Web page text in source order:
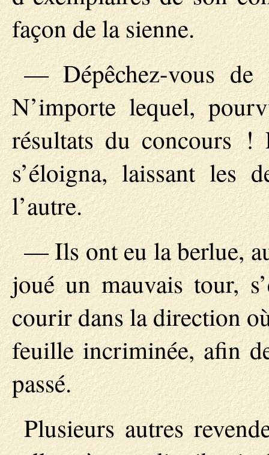
façon de la sienne.
— Dépêchez-vous
N’importe lequel,
résultats du concours !
s’éloigna, laissant les
l’autre.
— Ils ont eu la berlue,
joué un mauvais tour,
courir dans la direction
feuille incriminée, afin
passé.
Plusieurs autres